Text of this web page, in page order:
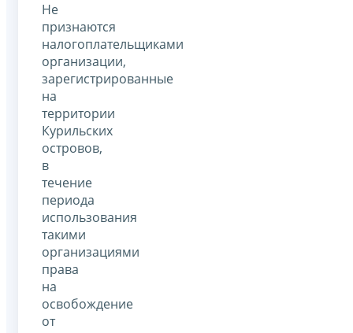
Не
признаются
налогоплательщиками
организации,
зарегистрированные
на
территории
Курильских
островов,
в
течение
периода
использования
такими
организациями
права
на
освобождение
от